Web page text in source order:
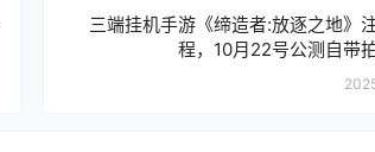
三端挂机手游《缔造者:放逐之地》
程，10月22号公测自带